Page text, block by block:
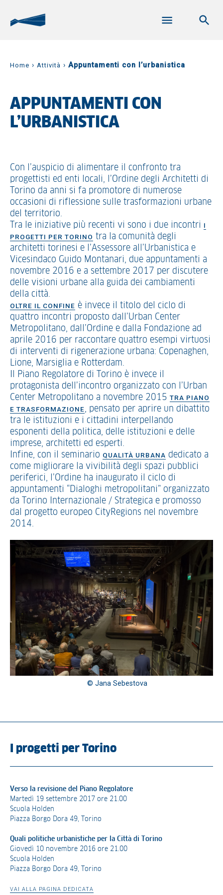
Home › Attività › Appuntamenti con l’urbanistica
APPUNTAMENTI CON
L’URBANISTICA
Con l’auspicio di alimentare il confronto tra
progettisti ed enti locali, l’Ordine degli Architetti di
Torino da anni si fa promotore di numerose
occasioni di riflessione sulle trasformazioni urbane
del territorio.
Tra le iniziative più recenti vi sono i due incontri I
PROGETTI PER TORINO tra la comunità degli
architetti torinesi e l’Assessore all’Urbanistica e
Vicesindaco Guido Montanari, due appuntamenti a
novembre 2016 e a settembre 2017 per discutere
delle visioni urbane alla guida dei cambiamenti
della città.
OLTRE IL CONFINE è invece il titolo del ciclo di
quattro incontri proposto dall’Urban Center
Metropolitano, dall’Ordine e dalla Fondazione ad
aprile 2016 per raccontare quattro esempi virtuosi
di interventi di rigenerazione urbana: Copenaghen,
Lione, Marsiglia e Rotterdam.
Il Piano Regolatore di Torino è invece il
protagonista dell’incontro organizzato con l’Urban
Center Metropolitano a novembre 2015 TRA PIANO
E TRASFORMAZIONE, pensato per aprire un dibattito
tra le istituzioni e i cittadini interpellando
esponenti della politica, delle istituzioni e delle
imprese, architetti ed esperti.
Infine, con il seminario QUALITÀ URBANA dedicato a
come migliorare la vivibilità degli spazi pubblici
periferici, l’Ordine ha inaugurato il ciclo di
appuntamenti “Dialoghi metropolitani” organizzato
da Torino Internazionale / Strategica e promosso
dal progetto europeo CityRegions nel novembre
2014.
© Jana Sebestova
I progetti per Torino
Verso la revisione del Piano Regolatore
Martedì 19 settembre 2017 ore 21.00
Scuola Holden
Piazza Borgo Dora 49, Torino
Quali politiche urbanistiche per la Città di Torino
Giovedì 10 novembre 2016 ore 21.00
Scuola Holden
Piazza Borgo Dora 49, Torino
VAI ALLA PAGINA DEDICATA